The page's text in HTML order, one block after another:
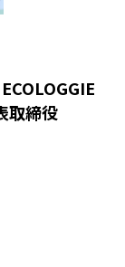
取締役